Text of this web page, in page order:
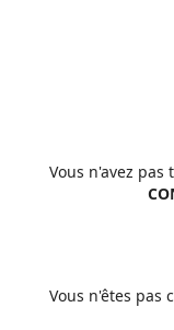
Vous n'avez pas
Vous n'êtes pas